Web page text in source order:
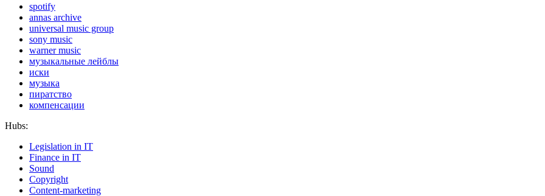
spotify
annas archive
universal music group
sony music
warner music
музыкальные лейблы
иски
музыка
пиратство
компенсации
Hubs:
Legislation in IT
Finance in IT
Sound
Copyright
Content-marketing